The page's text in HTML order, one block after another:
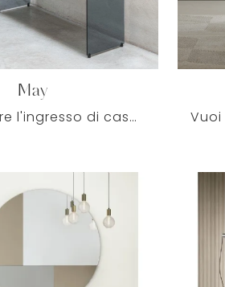
May
Vuoi ultimare l'ingresso di casa in modo pratico e operativo? Scopri il modello May di Pezzani in laminato!